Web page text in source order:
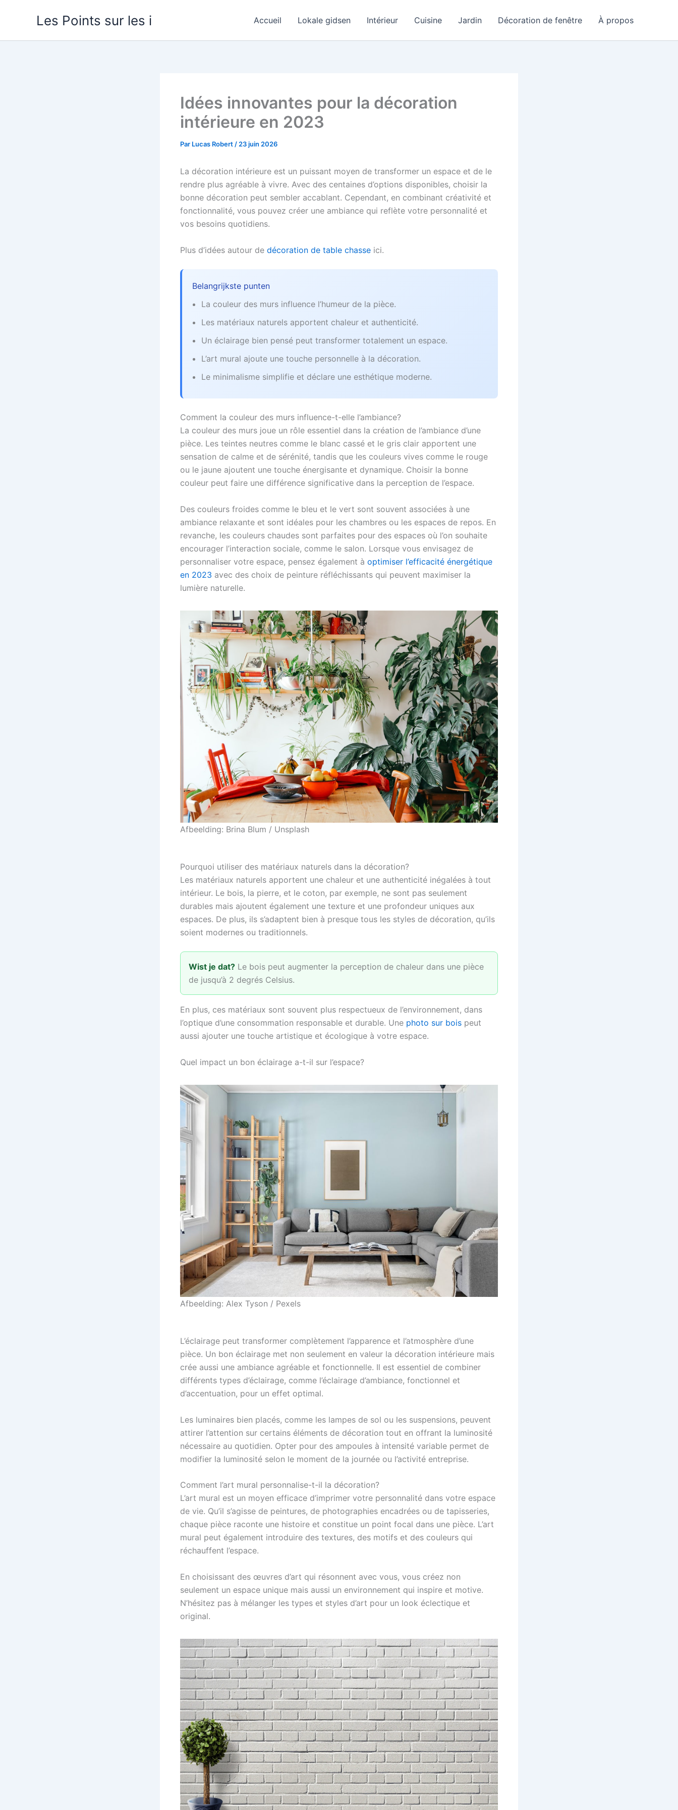
Les Points sur les i Accueil Lokale gidsen Intérieur Cuisine Jardin Décoration de fenêtre À propos
Idées innovantes pour la décoration
intérieure en 2023
Par Lucas Robert / 23 juin 2026
La décoration intérieure est un puissant moyen de transformer un espace et de le
rendre plus agréable à vivre. Avec des centaines d’options disponibles, choisir la
bonne décoration peut sembler accablant. Cependant, en combinant créativité et
fonctionnalité, vous pouvez créer une ambiance qui reflète votre personnalité et
vos besoins quotidiens.
Plus d’idées autour de décoration de table chasse ici.
Belangrijkste punten
La couleur des murs influence l’humeur de la pièce.
Les matériaux naturels apportent chaleur et authenticité.
Un éclairage bien pensé peut transformer totalement un espace.
L’art mural ajoute une touche personnelle à la décoration.
Le minimalisme simplifie et déclare une esthétique moderne.
Comment la couleur des murs influence-t-elle l’ambiance?
La couleur des murs joue un rôle essentiel dans la création de l’ambiance d’une
pièce. Les teintes neutres comme le blanc cassé et le gris clair apportent une
sensation de calme et de sérénité, tandis que les couleurs vives comme le rouge
ou le jaune ajoutent une touche énergisante et dynamique. Choisir la bonne
couleur peut faire une différence significative dans la perception de l’espace.
Des couleurs froides comme le bleu et le vert sont souvent associées à une
ambiance relaxante et sont idéales pour les chambres ou les espaces de repos. En
revanche, les couleurs chaudes sont parfaites pour des espaces où l’on souhaite
encourager l’interaction sociale, comme le salon. Lorsque vous envisagez de
personnaliser votre espace, pensez également à optimiser l’efficacité énergétique
en 2023 avec des choix de peinture réfléchissants qui peuvent maximiser la
lumière naturelle.
Afbeelding: Brina Blum / Unsplash
Pourquoi utiliser des matériaux naturels dans la décoration?
Les matériaux naturels apportent une chaleur et une authenticité inégalées à tout
intérieur. Le bois, la pierre, et le coton, par exemple, ne sont pas seulement
durables mais ajoutent également une texture et une profondeur uniques aux
espaces. De plus, ils s’adaptent bien à presque tous les styles de décoration, qu’ils
soient modernes ou traditionnels.
Wist je dat? Le bois peut augmenter la perception de chaleur dans une pièce
de jusqu’à 2 degrés Celsius.
En plus, ces matériaux sont souvent plus respectueux de l’environnement, dans
l’optique d’une consommation responsable et durable. Une photo sur bois peut
aussi ajouter une touche artistique et écologique à votre espace.
Quel impact un bon éclairage a-t-il sur l’espace?
Afbeelding: Alex Tyson / Pexels
L’éclairage peut transformer complètement l’apparence et l’atmosphère d’une
pièce. Un bon éclairage met non seulement en valeur la décoration intérieure mais
crée aussi une ambiance agréable et fonctionnelle. Il est essentiel de combiner
différents types d’éclairage, comme l’éclairage d’ambiance, fonctionnel et
d’accentuation, pour un effet optimal.
Les luminaires bien placés, comme les lampes de sol ou les suspensions, peuvent
attirer l’attention sur certains éléments de décoration tout en offrant la luminosité
nécessaire au quotidien. Opter pour des ampoules à intensité variable permet de
modifier la luminosité selon le moment de la journée ou l’activité entreprise.
Comment l’art mural personnalise-t-il la décoration?
L’art mural est un moyen efficace d’imprimer votre personnalité dans votre espace
de vie. Qu’il s’agisse de peintures, de photographies encadrées ou de tapisseries,
chaque pièce raconte une histoire et constitue un point focal dans une pièce. L’art
mural peut également introduire des textures, des motifs et des couleurs qui
réchauffent l’espace.
En choisissant des œuvres d’art qui résonnent avec vous, vous créez non
seulement un espace unique mais aussi un environnement qui inspire et motive.
N’hésitez pas à mélanger les types et styles d’art pour un look éclectique et
original.